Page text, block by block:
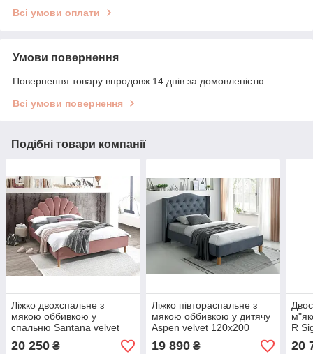
Всі умови оплати
Умови повернення
Повернення товару впродовж 14 днів за домовленістю
Всі умови повернення
Подібні товари компанії
Ліжко двохспальне з
мякою оббивкою у
спальню Santana velvet
160x200 рожевий Signal
20 250 ₴
Ліжко півтораспальне з
мякою оббивкою у дитячу
Aspen velvet 120x200
сірий Signal
19 890₴
R
20